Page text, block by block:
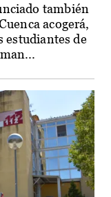
también
acogerá,
estudiantes de